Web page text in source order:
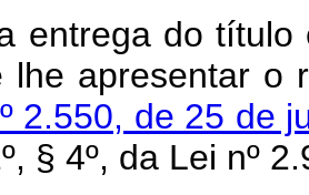
entrega do
lhe apresentar o
2.550, de 25 de
§ 4º, da Lei nº